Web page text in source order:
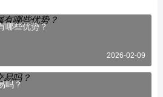
哪些优势？
2026-02-09
吗？